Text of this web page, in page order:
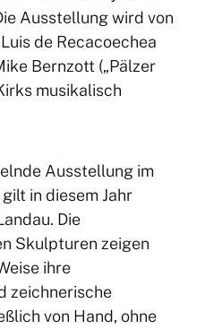
Ausstellung wird von
de Recacoechea
Bernzott („Pälzer
musikalisch
Ausstellung im
in diesem Jahr
Die
Skulpturen zeigen
ihre
zeichnerische
von Hand, ohne